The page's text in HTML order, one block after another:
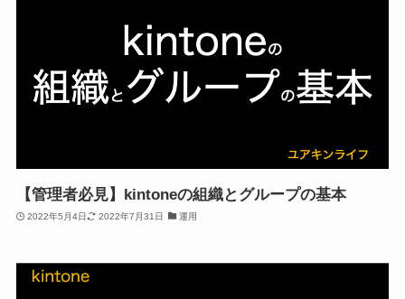
【管理者必見】kintoneの組織とグループの基本
2022年5月4日 2022年7月31日 運用